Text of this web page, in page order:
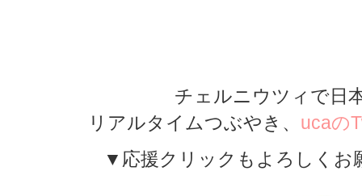
チェルニウツィで日
リアルタイムつぶやき、 ucaの
▼応援クリックもよろしく